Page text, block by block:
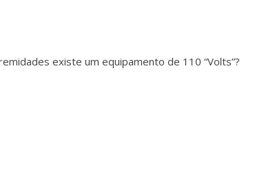
existe um equipamento de 110 “Volts”?